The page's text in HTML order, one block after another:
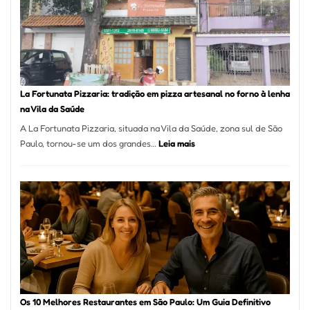
Um
dos
Mais
La Fortunata Pizzaria: tradição em pizza artesanal no forno à lenha
na Vila da Saúde
A La Fortunata Pizzaria, situada na Vila da Saúde, zona sul de São
Paulo, tornou-se um dos grandes…Leia mais:
Pizzaria:
tradição
em
pizza
artesanal
forno
à
Os 10 Melhores Restaurantes em São Paulo: Um Guia Definitivo